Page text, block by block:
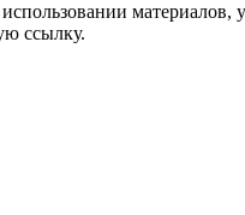
материалов,
ссылку.